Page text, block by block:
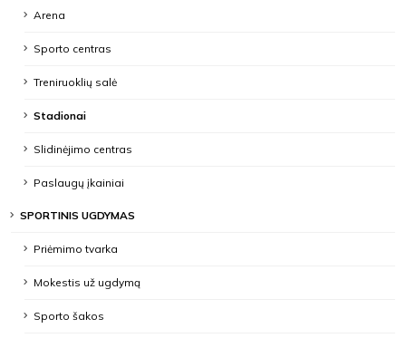
Arena
Sporto centras
Treniruoklių salė
Stadionai
Slidinėjimo centras
Paslaugų įkainiai
SPORTINIS UGDYMAS
Priėmimo tvarka
Mokestis už ugdymą
Sporto šakos